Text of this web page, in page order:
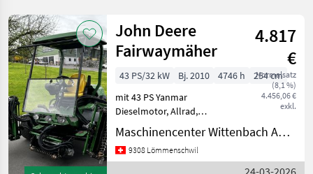
John Deere
Fairwaymäher
4.817
€
Normalsatz
(8,1 %)
4.456,06 €
exkl.
43 PS/32 kW Bj. 2010 4746 h
254 cm
mit 43 PS Yanmar
Dieselmotor, Allrad,
Verdeck, 5 Schneideinheiten
mit 8-Messer
Schneidzylinder (75 %),
Maschinencenter Wittenbach AG (Kommunaltechnik)
9308 Lömmenschwil
24-03-2026